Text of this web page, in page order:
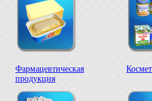
Фармацевтическая
продукция